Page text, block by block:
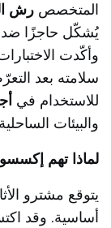
المتخصص رش
يُشكّل حاجزًا ضد
وأكّدت
سلامته بعد
للاستخدام في
والبيئات
لماذا تهم
يتوقع مشترو
أساسية. وقد